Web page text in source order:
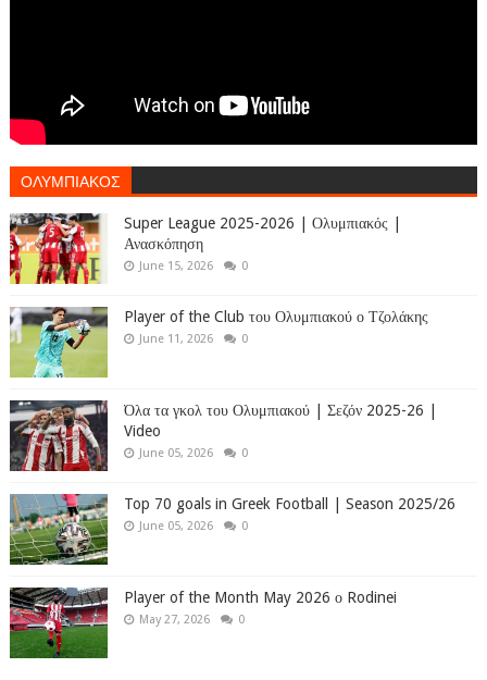
ΟΛΥΜΠΙΑΚΟΣ
Super League 2025-2026 | Ολυμπιακός |
Ανασκόπηση
June 15, 2026 0
Player of the Club του Ολυμπιακού ο Τζολάκης
June 11, 2026 0
Όλα τα γκολ του Ολυμπιακού | Σεζόν 2025-26 |
Video
June 05, 2026 0
Top 70 goals in Greek Football | Season 2025/26
June 05, 2026 0
Player of the Month May 2026 ο Rodinei
May 27, 2026 0